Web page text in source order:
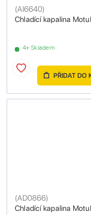
Chladící kapalina
(AI6640)
4+ Skladem
PŘIDAT DO
Chladící kapalina
(AD0866)